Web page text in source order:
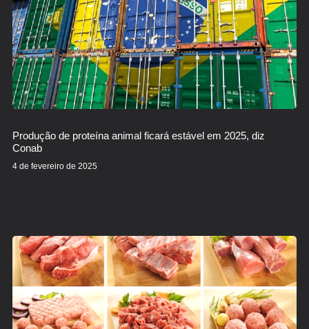
Produção de proteína animal ficará estável em 2025, diz
Conab
4 de fevereiro de 2025